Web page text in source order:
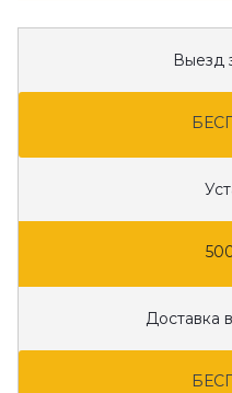
Выезд
Доставка